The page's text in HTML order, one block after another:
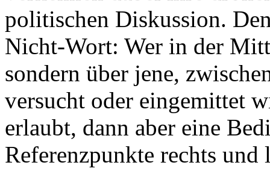
politischen Diskussion.
Nicht-Wort: Wer in der
sondern über jene,
versucht oder eingemittet
erlaubt, dann aber eine
Referenzpunkte rechts und